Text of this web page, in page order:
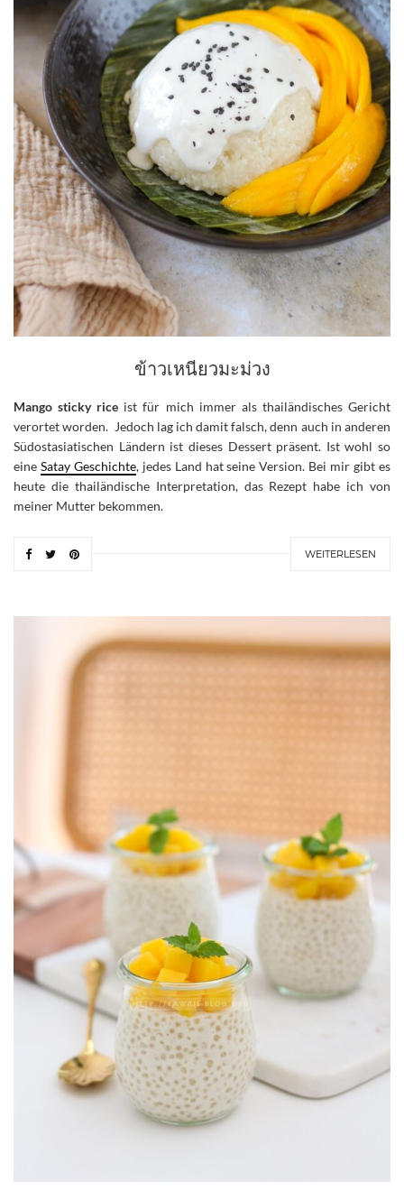
ข้าวเหนียวมะม่วง
Mango sticky rice ist für mich immer als thailändisches Gericht
verortet worden. Jedoch lag ich damit falsch, denn auch in anderen
Südostasiatischen Ländern ist dieses Dessert präsent. Ist wohl so
eine Satay Geschichte, jedes Land hat seine Version. Bei mir gibt es
heute die thailändische Interpretation, das Rezept habe ich von
meiner Mutter bekommen.
WEITERLESEN